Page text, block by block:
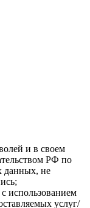
и в своем
РФ по
данных, не
использованием
услуг/